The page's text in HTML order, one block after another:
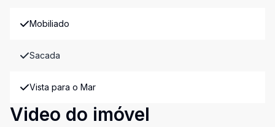
Mobiliado
Sacada
Vista para o Mar
Video do imóvel